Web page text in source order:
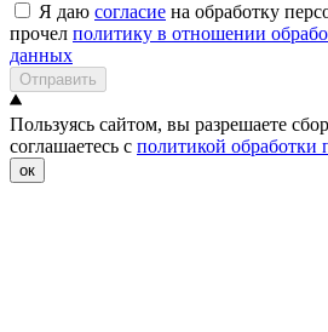
Я даю согласие на обработку
прочел политику в отношении
данных
Отправить
Пользуясь сайтом, вы разрешаете
соглашаетесь с политикой обработки
ок